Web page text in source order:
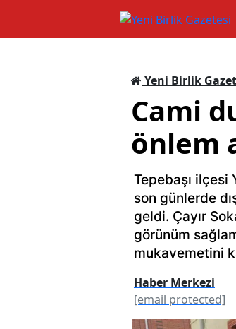
Yeni Birlik
Cami
önlem
Tepebaşı ilçesi
son günlerde
geldi. Çayır
görünüm
mukavemetini
Haber Merkezi
[email protected]